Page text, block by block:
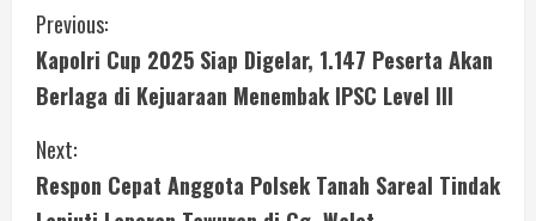
C
o
n
t
Previous:
Kapolri Cup 2025 Siap Digelar, 1.147 Peserta Akan
Berlaga di Kejuaraan Menembak IPSC Level III
Next:
Respon Cepat Anggota Polsek Tanah Sareal Tindak